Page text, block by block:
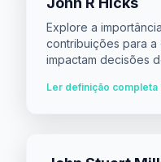
Explore a
contribuições para a
impactam decisões
Ler definição completa